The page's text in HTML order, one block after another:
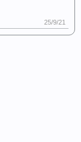
25/9/21